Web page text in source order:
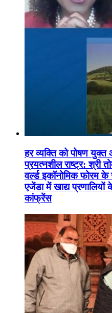
हर व्यक्ति को पोषण
प्रयत्नशील राष्ट्र: श्री
वर्ल्ड इकॉनोमिक फोरम
एजेंडा में खाद्य
कांफ्रेंस